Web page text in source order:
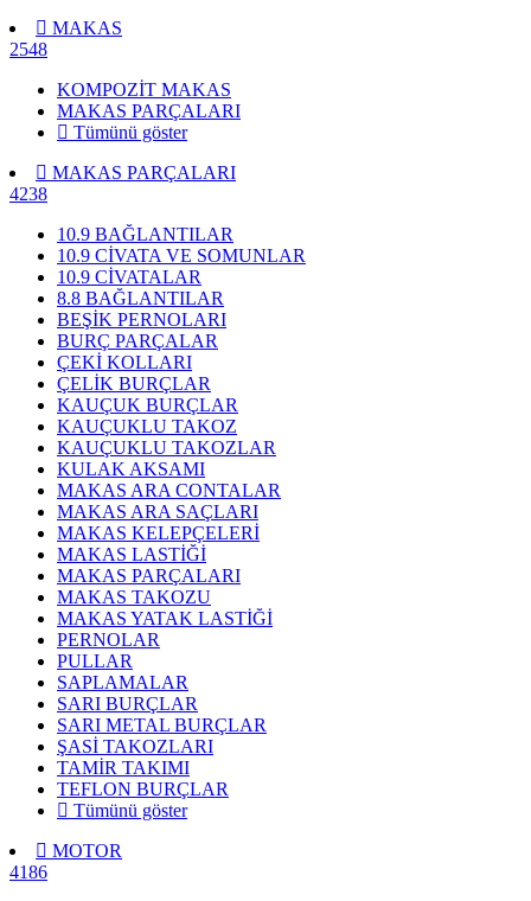
MAKAS
2548
KOMPOZİT MAKAS
MAKAS PARÇALARI
Tümünü göster
MAKAS PARÇALARI
4238
10.9 BAĞLANTILAR
10.9 CİVATA VE SOMUNLAR
10.9 CİVATALAR
8.8 BAĞLANTILAR
BEŞİK PERNOLARI
BURÇ PARÇALAR
ÇEKİ KOLLARI
ÇELİK BURÇLAR
KAUÇUK BURÇLAR
KAUÇUKLU TAKOZ
KAUÇUKLU TAKOZLAR
KULAK AKSAMI
MAKAS ARA CONTALAR
MAKAS ARA SAÇLARI
MAKAS KELEPÇELERİ
MAKAS LASTİĞİ
MAKAS PARÇALARI
MAKAS TAKOZU
MAKAS YATAK LASTİĞİ
PERNOLAR
PULLAR
SAPLAMALAR
SARI BURÇLAR
SARI METAL BURÇLAR
ŞASİ TAKOZLARI
TAMİR TAKIMI
TEFLON BURÇLAR
Tümünü göster
MOTOR
4186